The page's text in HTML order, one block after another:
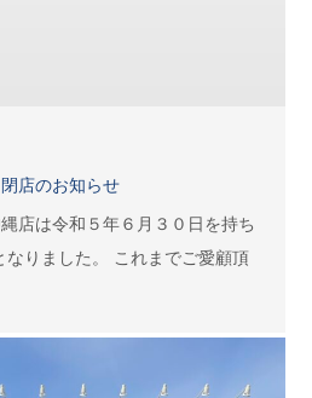
店のお知らせ
店は令和５年６月３０日を持ち
なりました。 これまでご愛顧頂